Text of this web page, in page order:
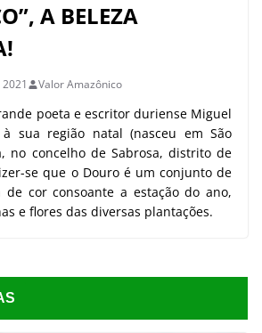
A BELEZA
Valor Amazônico
poeta e escritor duriense Miguel
sua região natal (nasceu em São
no concelho de Sabrosa, distrito de
se que o Douro é um conjunto de
cor consoante a estação do ano,
e flores das diversas plantações.